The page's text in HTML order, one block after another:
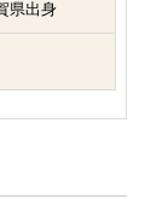
賀県出身